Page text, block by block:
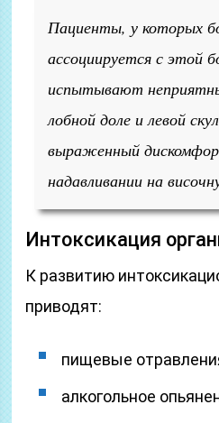
Пациенты, у которых
ассоциируется с этой
испытывают
лобной доле и левой
выраженный
надавливании на
Интоксикация
К развитию
приводят:
пищевые
алкогольное